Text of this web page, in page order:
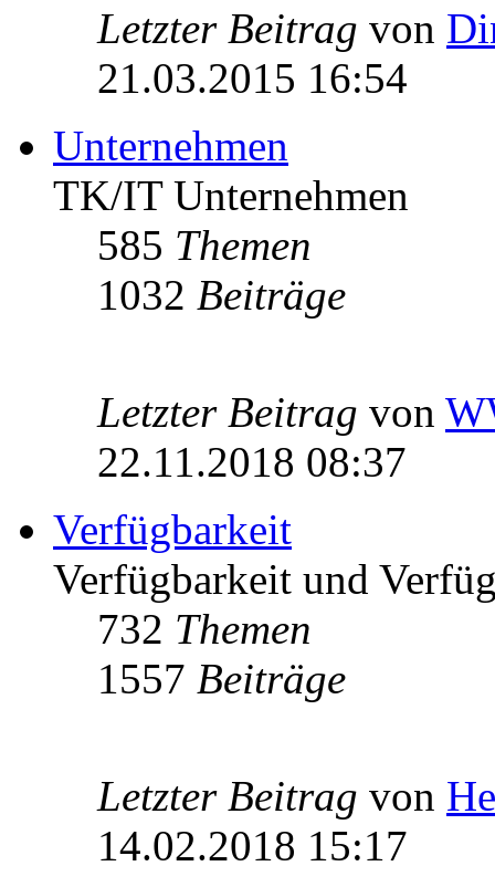
Letzter Beitrag von
21.03.2015 16:54
Unternehmen
TK/IT Unternehmen
585 Themen
1032 Beiträge
Letzter Beitrag von
22.11.2018 08:37
Verfügbarkeit
Verfügbarkeit und
732 Themen
1557 Beiträge
Letzter Beitrag von
14.02.2018 15:17